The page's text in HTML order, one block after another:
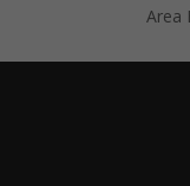
Area